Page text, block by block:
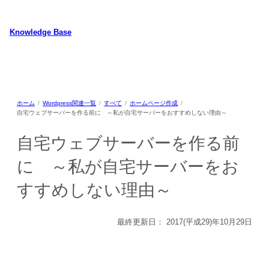
をKnowledge Base
ホーム Wordpress関連一覧 すべて
ホームページ作成
自宅ウェブサーバーを作る前に ～私が自宅サーバーをおすすめしない理由～
自宅ウェブサーバーを作る前
に ～私が自宅サーバーをお
すすめしない理由～
最終更新日： 2017(平成29)年10月29日